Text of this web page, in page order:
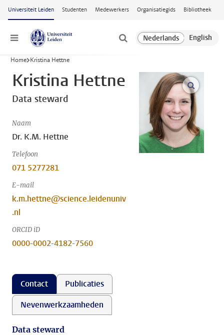
Ga naar hoofdinhoud
Universiteit Leiden Studenten Medewerkers Organisatiegids Bibliotheek
Menu
Home Kristina Hettne
Kristina Hettne
Data steward
Naam
Dr. K.M. Hettne
Telefoon
071 5277281
E-mail
k.m.hettne@science.leidenuniv
.nl
ORCID iD
0000-0002-4182-7560
open
Contact
Publicaties
Nevenwerkzaamheden
Data steward